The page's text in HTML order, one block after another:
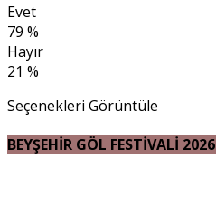
Evet
79 %
Hayır
21 %
Seçenekleri Görüntüle
BEYŞEHİR GÖL FESTİVALİ 2026